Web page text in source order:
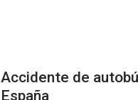
Accidente de
España